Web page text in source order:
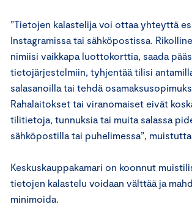
”Tietojen kalastelija voi ottaa yhteyttä
Instagramissa tai sähköpostissa.
nimiisi vaikkapa luottokorttia, saada
tietojärjestelmiin, tyhjentää tilisi
salasanoilla tai tehdä
Rahalaitokset tai viranomaiset eivät
tilitietoja, tunnuksia tai muita salassa
sähköpostilla tai puhelimessa”,
Keskuskauppakamari on koonnut
tietojen kalastelu voidaan välttää ja
minimoida.